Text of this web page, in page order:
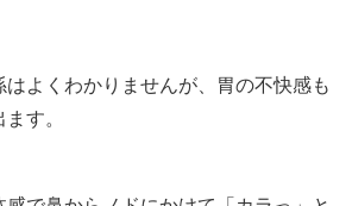
よくわかりませんが、胃の不快感も
す。